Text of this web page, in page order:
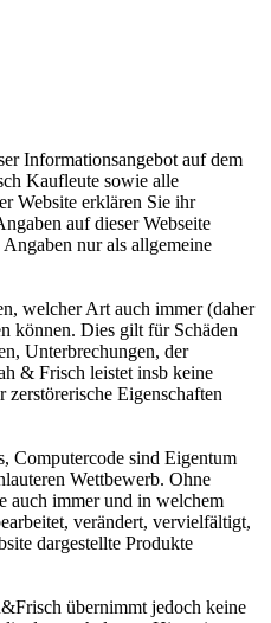
Informationsangebot auf dem
Kaufleute sowie alle
Website erklären Sie ihr
auf dieser Webseite
nur als allgemeine
welcher Art auch immer (daher
können. Dies gilt für Schäden
Unterbrechungen, der
& Frisch leistet insb keine
Eigenschaften
Computercode sind Eigentum
Wettbewerb. Ohne
auch immer und in welchem
verändert, vervielfältigt,
dargestellte Produkte
übernimmt jedoch keine